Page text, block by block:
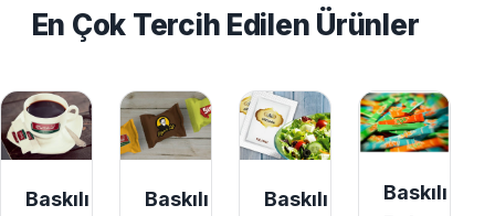
En Çok Tercih Edilen Ürünler
Baskılı
Baskılı
Baskılı
Baskılı